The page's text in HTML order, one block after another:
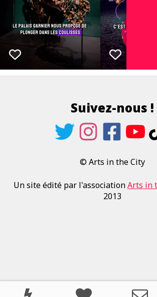
Suivez-nous !
© Arts in the City
Un site édité par l'associationArts in
2013